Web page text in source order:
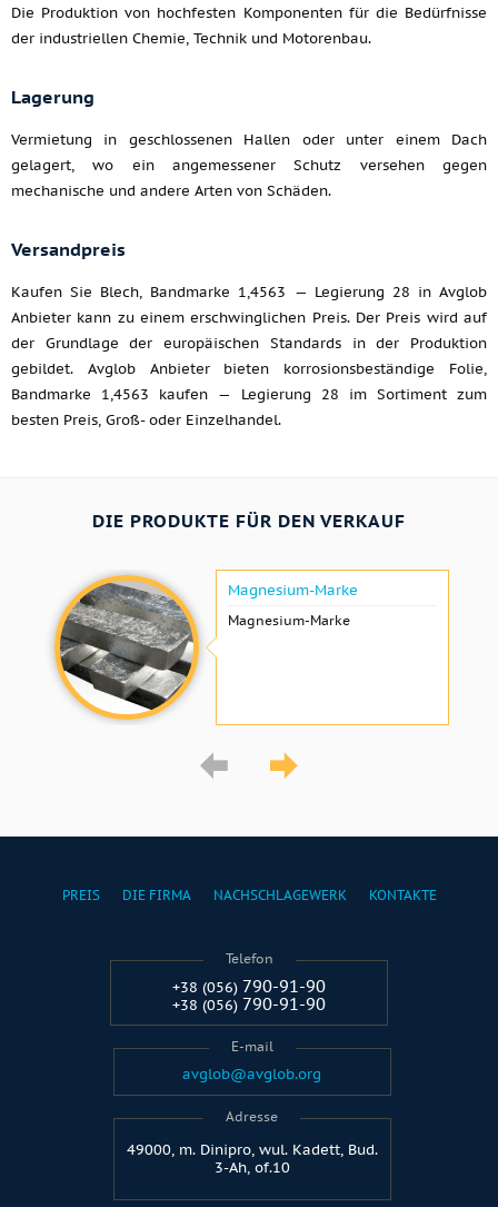
Die Produktion von hochfesten Komponenten für die Bedürfnisse
der industriellen Chemie, Technik und Motorenbau.
Lagerung
Vermietung in geschlossenen Hallen oder unter einem Dach
gelagert, wo ein angemessener Schutz versehen gegen
mechanische und andere Arten von Schäden.
Versandpreis
Kaufen Sie Blech, Bandmarke 1,4563 — Legierung 28 in Avglob
Anbieter kann zu einem erschwinglichen Preis. Der Preis wird auf
der Grundlage der europäischen Standards in der Produktion
gebildet. Avglob Anbieter bieten korrosionsbeständige Folie,
Bandmarke 1,4563 kaufen — Legierung 28 im Sortiment zum
besten Preis, Groß- oder Einzelhandel.
DIE PRODUKTE FÜR DEN VERKAUF
Magnesium-Marke
Magnesium-Marke
PREIS DIE FIRMA NACHSCHLAGEWERK KONTAKTE
Telefon
+38 (056) 790-91-90
+38 (056) 790-91-90
E-mail
avglob@avglob.org
Adresse
49000, m. Dinipro, wul. Kadett, Bud.
3-Ah, of.10